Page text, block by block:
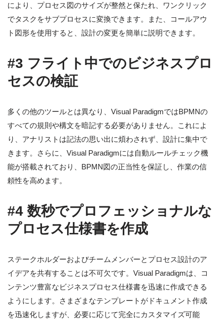
により、プロセス図のサイズが整然と保たれ、ワンクリック
でタスクをサブプロセスに変換できます。また、コールアウ
ト図形を使用すると、設計の変更を簡単に説明できます。
#3 フライト中でのビジネスプロ
セスの検証
多くの他のツールとは異なり、Visual ParadigmではBPMNの
すべての規則や構文を暗記する必要がありません。これによ
り、アナリストは記法の思い出に煩わされず、設計に集中で
きます。さらに、Visual Paradigmには自動ルールチェック機
能が搭載されており、BPMN図の正当性を保証し、作業の信
頼性を高めます。
#4 数秒でプロフェッショナルな
プロセス仕様書を作成
ステークホルダーおよびチームメンバーとプロセス設計のア
イデアを共有することは不可欠です。Visual Paradigmは、コ
ンテンツ豊富なビジネスプロセス仕様書を迅速に作成できる
ようにします。さまざまなテンプレートがドキュメント作成
を迅速化しますが、必要に応じて完全にカスタマイズ可能